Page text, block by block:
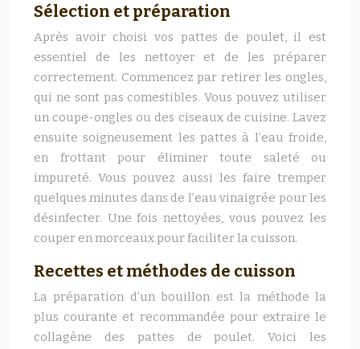
Sélection et préparation
Après avoir choisi vos pattes de poulet, il est
essentiel de les nettoyer et de les préparer
correctement. Commencez par retirer les ongles,
qui ne sont pas comestibles. Vous pouvez utiliser
un coupe-ongles ou des ciseaux de cuisine. Lavez
ensuite soigneusement les pattes à l’eau froide,
en frottant pour éliminer toute saleté ou
impureté. Vous pouvez aussi les faire tremper
quelques minutes dans de l’eau vinaigrée pour les
désinfecter. Une fois nettoyées, vous pouvez les
couper en morceaux pour faciliter la cuisson.
Recettes et méthodes de cuisson
La préparation d’un bouillon est la méthode la
plus courante et recommandée pour extraire le
collagène des pattes de poulet. Voici les